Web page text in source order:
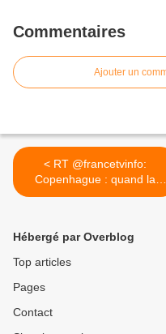
Commentaires
Ajouter un
< RT @francetvinfo:
Copenhague : quand la
Petite...
Hébergé par Overblog
Top articles
Pages
Contact